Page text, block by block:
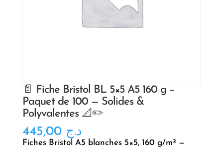
📄 Fiche Bristol BL 5×5 A5 160 g –
Paquet de 100 — Solides &
Polyvalentes 📐✏️
د.ج 445,00
Fiches Bristol A5 blanches 5×5, 160 g/m² —